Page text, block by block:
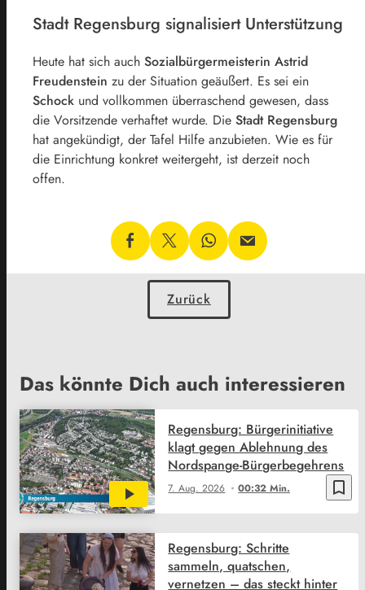
Stadt Regensburg signalisiert Unterstützung
Heute hat sich auch Sozialbürgermeisterin Astrid
Freudenstein zu der Situation geäußert. Es sei ein
Schock und vollkommen überraschend gewesen, dass
die Vorsitzende verhaftet wurde. Die Stadt Regensburg
hat angekündigt, der Tafel Hilfe anzubieten. Wie es für
die Einrichtung konkret weitergeht, ist derzeit noch
offen.
Zurück
Das könnte Dich auch interessieren
bookmark_border
7. Aug. 2026 00:32 Min.
Regensburg: Bürgerinitiative
klagt gegen Ablehnung des
Nordspange-Bürgerbegehrens
Regensburg: Schritte
sammeln, quatschen,
vernetzen – das steckt hinter